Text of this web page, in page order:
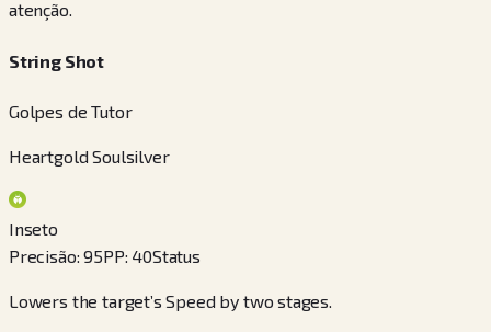
atenção.
String Shot
Golpes de Tutor
Heartgold Soulsilver
Inseto
Precisão:95PP: 40Status
Lowers the target’s Speed by two stages.